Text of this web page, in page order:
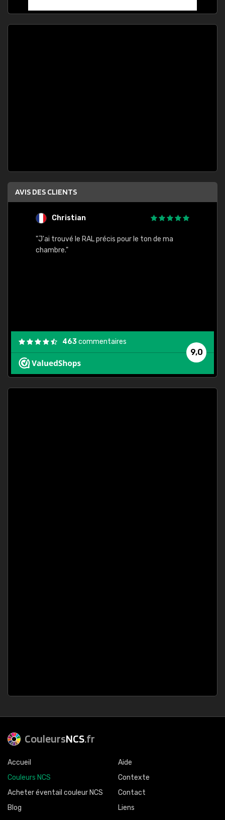
AVIS DES CLIENTS
Christian
"J'ai trouvé le RAL précis pour le ton de ma
chambre."
9,0
463commentaires
CouleursNCS.fr
Accueil
Couleurs NCS
Acheter éventail couleur NCS
Blog
Aide
Contexte
Contact
Liens